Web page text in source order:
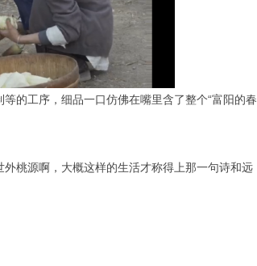
的工序，细品一口仿佛在嘴里含了整个“富阳的春
桃源啊，大概这样的生活才称得上那一句诗和远